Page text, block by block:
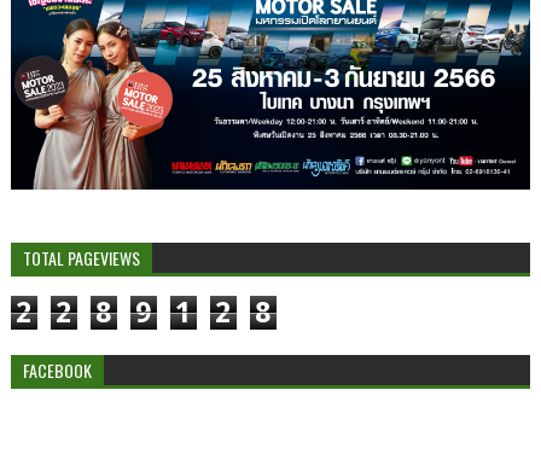
TOTAL PAGEVIEWS
2 2 8 9 1 2 8
FACEBOOK